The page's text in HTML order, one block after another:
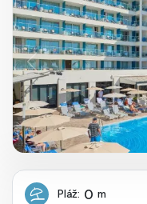
Pláž: 0 m